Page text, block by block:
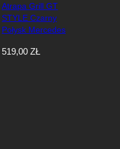
Atrapa Grill GT
STYLE Czarny
Połysk Mercedes
2023 (PRE-
519,00 ZŁ